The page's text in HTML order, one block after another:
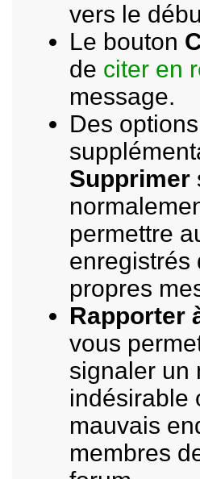
vers le
Le bouton
de citer en
message.
Des options
Supprimer
permettre
enregistrés
propres
Rapporter
vous
signaler un
indésirable
mauvais
membres